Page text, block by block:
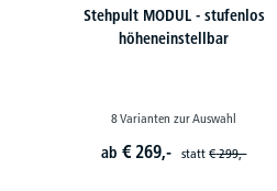
Stehpult MODUL - stufenlos
höheneinstellbar
8 Varianten zur Auswahl
ab€ 269,- statt€ 299,-